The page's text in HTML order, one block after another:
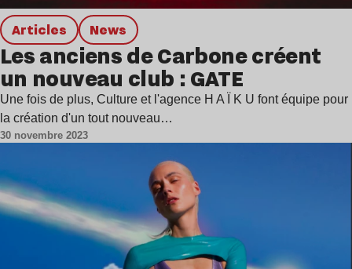
Articles news
Les anciens de Carbone créent
un nouveau club : GATE
Une fois de plus, Culture et l'agence H A Ï K U font équipe pour
la création d'un tout nouveau…
30 novembre 2023